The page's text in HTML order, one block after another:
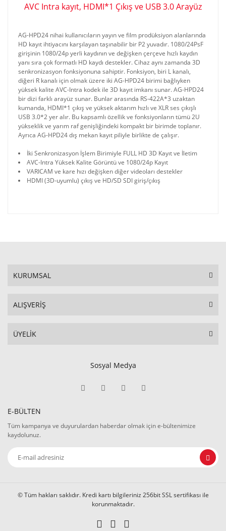
AVC Intra kayıt, HDMI*1 Çıkış ve USB 3.0 Arayüz
AG-HPD24 nihai kullanıcıların yayın ve film prodüksiyon alanlarında
HD kayıt ihtiyacını karşılayan taşınabilir bir P2 yuvadır. 1080/24PsF
girişinin 1080/24p yerli kaydının ve değişken çerçeve hızlı kaydın
yanı sıra çok formatlı HD kaydı destekler. Cihaz aynı zamanda 3D
senkronizasyon fonksiyonuna sahiptir. Fonksiyon, biri L kanalı,
diğeri R kanalı için olmak üzere iki AG-HPD24 birimi bağlıyken
yüksek kalite AVC-Intra kodek ile 3D kayıt imkanı sunar. AG-HPD24
bir dizi farklı arayüz sunar. Bunlar arasında RS-422A*3 uzaktan
kumanda, HDMI*1 çıkış ve yüksek aktarım hızlı ve XLR ses çıkışlı
USB 3.0*2 yer alır. Bu kapsamlı özellik ve fonksiyonların tümü 2U
yükseklik ve yarım raf genişliğindeki kompakt bir birimde toplanır.
Ayrıca AG-HPD24 dış mekan kayıt piliyle birlikte de çalışır.
İki Senkronizasyon İşlem Birimiyle FULL HD 3D Kayıt ve İletim
AVC-Intra Yüksek Kalite Görüntü ve 1080/24p Kayıt
VARICAM ve kare hızı değişken diğer videoları destekler
HDMI (3D-uyumlu) çıkış ve HD/SD SDI giriş/çıkış
KURUMSAL
ALIŞVERİŞ
ÜYELİK
Sosyal Medya
E-BÜLTEN
Tüm kampanya ve duyurulardan haberdar olmak için e-bültenimize
kaydolunuz.
© Tüm hakları saklıdır. Kredi kartı bilgileriniz 256bit SSL sertifikası ile
korunmaktadır.